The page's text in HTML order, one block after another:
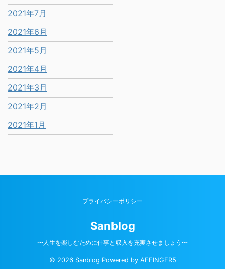
2021年7月
2021年6月
2021年5月
2021年4月
2021年3月
2021年2月
2021年1月
プライバシーポリシー
Sanblog
〜人生を楽しむために仕事と収入を充実させましょう〜
© 2026 Sanblog Powered by AFFINGER5